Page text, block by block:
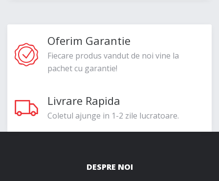
Oferim Garantie
Fiecare produs vandut de noi vine la
pachet cu garantie!
Livrare Rapida
Coletul ajunge in 1-2 zile lucratoare.
DESPRE NOI